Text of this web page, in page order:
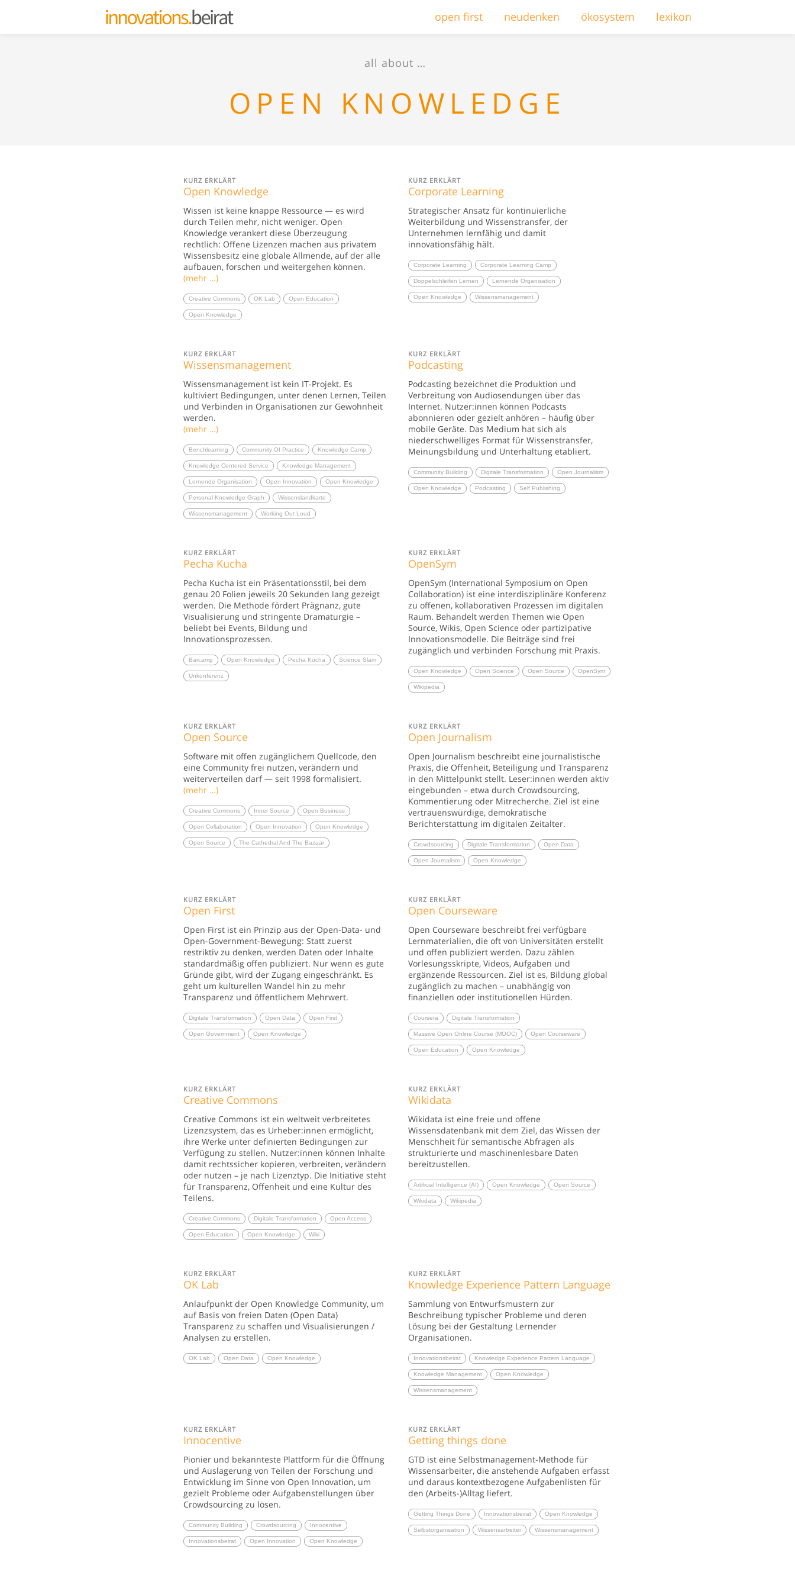
open first neudenken ökosystem lexikon
all about …
OPEN KNOWLEDGE
KURZ ERKLÄRT
Open Knowledge
Wissen ist keine knappe Ressource — es wird
durch Teilen mehr, nicht weniger. Open
Knowledge verankert diese Überzeugung
rechtlich: Offene Lizenzen machen aus privatem
Wissensbesitz eine globale Allmende, auf der alle
aufbauen, forschen und weitergehen können.
(mehr …)
Creative Commons OK Lab Open Education
Open Knowledge
KURZ ERKLÄRT
Corporate Learning
Strategischer Ansatz für kontinuierliche
Weiterbildung und Wissenstransfer, der
Unternehmen lernfähig und damit
innovationsfähig hält.
Corporate Learning Corporate Learning Camp
Doppelschleifen Lernen Lernende Organisation
Open Knowledge Wissensmanagement
KURZ ERKLÄRT
Wissensmanagement
Wissensmanagement ist kein IT-Projekt. Es
kultiviert Bedingungen, unter denen Lernen, Teilen
und Verbinden in Organisationen zur Gewohnheit
werden.
(mehr …)
Benchlearning Community Of Practice Knowledge Camp
Knowledge Centered Service Knowledge Management
Lernende Organisation Open Innovation Open Knowledge
Personal Knowledge Graph Wissenslandkarte
Wissensmanagement Working Out Loud
KURZ ERKLÄRT
Podcasting
Podcasting bezeichnet die Produktion und
Verbreitung von Audiosendungen über das
Internet. Nutzer:innen können Podcasts
abonnieren oder gezielt anhören – häufig über
mobile Geräte. Das Medium hat sich als
niederschwelliges Format für Wissenstransfer,
Meinungsbildung und Unterhaltung etabliert.
Community Building Digitale Transformation Open Journalism
Open Knowledge Podcasting Self Publishing
KURZ ERKLÄRT
Pecha Kucha
Pecha Kucha ist ein Präsentationsstil, bei dem
genau 20 Folien jeweils 20 Sekunden lang gezeigt
werden. Die Methode fördert Prägnanz, gute
Visualisierung und stringente Dramaturgie –
beliebt bei Events, Bildung und
Innovationsprozessen.
Barcamp Open Knowledge Pecha Kucha Science Slam
Unkonferenz
KURZ ERKLÄRT
OpenSym
OpenSym (International Symposium on Open
Collaboration) ist eine interdisziplinäre Konferenz
zu offenen, kollaborativen Prozessen im digitalen
Raum. Behandelt werden Themen wie Open
Source, Wikis, Open Science oder partizipative
Innovationsmodelle. Die Beiträge sind frei
zugänglich und verbinden Forschung mit Praxis.
Open Knowledge Open Science Open Source OpenSym
Wikipedia
KURZ ERKLÄRT
Open Source
Software mit offen zugänglichem Quellcode, den
eine Community frei nutzen, verändern und
weiterverteilen darf — seit 1998 formalisiert.
(mehr …)
Creative Commons Inner Source Open Business
Open Collaboration Open Innovation Open Knowledge
Open Source The Cathedral And The Bazaar
KURZ ERKLÄRT
Open Journalism
Open Journalism beschreibt eine journalistische
Praxis, die Offenheit, Beteiligung und Transparenz
in den Mittelpunkt stellt. Leser:innen werden aktiv
eingebunden – etwa durch Crowdsourcing,
Kommentierung oder Mitrecherche. Ziel ist eine
vertrauenswürdige, demokratische
Berichterstattung im digitalen Zeitalter.
Crowdsourcing Digitale Transformation Open Data
Open Journalism Open Knowledge
KURZ ERKLÄRT
Open First
Open First ist ein Prinzip aus der Open-Data- und
Open-Government-Bewegung: Statt zuerst
restriktiv zu denken, werden Daten oder Inhalte
standardmäßig offen publiziert. Nur wenn es gute
Gründe gibt, wird der Zugang eingeschränkt. Es
geht um kulturellen Wandel hin zu mehr
Transparenz und öffentlichem Mehrwert.
Digitale Transformation Open Data Open First
Open Government Open Knowledge
KURZ ERKLÄRT
Open Courseware
Open Courseware beschreibt frei verfügbare
Lernmaterialien, die oft von Universitäten erstellt
und offen publiziert werden. Dazu zählen
Vorlesungsskripte, Videos, Aufgaben und
ergänzende Ressourcen. Ziel ist es, Bildung global
zugänglich zu machen – unabhängig von
finanziellen oder institutionellen Hürden.
Coursera Digitale Transformation
Massive Open Online Course (MOOC) Open Courseware
Open Education Open Knowledge
KURZ ERKLÄRT
Creative Commons
Creative Commons ist ein weltweit verbreitetes
Lizenzsystem, das es Urheber:innen ermöglicht,
ihre Werke unter definierten Bedingungen zur
Verfügung zu stellen. Nutzer:innen können Inhalte
damit rechtssicher kopieren, verbreiten, verändern
oder nutzen – je nach Lizenztyp. Die Initiative steht
für Transparenz, Offenheit und eine Kultur des
Teilens.
Creative Commons Digitale Transformation Open Access
Open Education Open Knowledge Wiki
KURZ ERKLÄRT
Wikidata
Wikidata ist eine freie und offene
Wissensdatenbank mit dem Ziel, das Wissen der
Menschheit für semantische Abfragen als
strukturierte und maschinenlesbare Daten
bereitzustellen.
Artificial Intelligence (AI) Open Knowledge Open Source
Wikidata Wikipedia
KURZ ERKLÄRT
OK Lab
Anlaufpunkt der Open Knowledge Community, um
auf Basis von freien Daten (Open Data)
Transparenz zu schaffen und Visualisierungen /
Analysen zu erstellen.
OK Lab Open Data Open Knowledge
KURZ ERKLÄRT
Knowledge Experience Pattern Language
Sammlung von Entwurfsmustern zur
Beschreibung typischer Probleme und deren
Lösung bei der Gestaltung Lernender
Organisationen.
Innovationsbeirat Knowledge Experience Pattern Language
Knowledge Management Open Knowledge
Wissensmanagement
KURZ ERKLÄRT
Innocentive
Pionier und bekannteste Plattform für die Öffnung
und Auslagerung von Teilen der Forschung und
Entwicklung im Sinne von Open Innovation, um
gezielt Probleme oder Aufgabenstellungen über
Crowdsourcing zu lösen.
Community Building Crowdsourcing Innocentive
Innovationsbeirat Open Innovation Open Knowledge
KURZ ERKLÄRT
Getting things done
GTD ist eine Selbstmanagement-Methode für
Wissensarbeiter, die anstehende Aufgaben erfasst
und daraus kontextbezogene Aufgabenlisten für
den (Arbeits-)Alltag liefert.
Getting Things Done Innovationsbeirat Open Knowledge
Selbstorganisation Wissensarbeiter Wissensmanagement